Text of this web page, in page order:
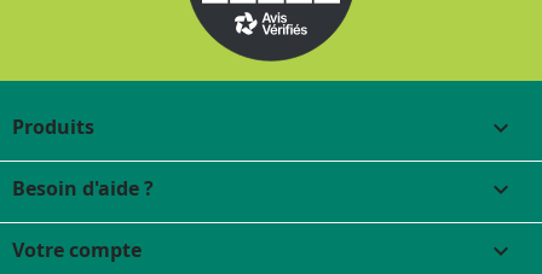
Produits 
Besoin d'aide ? 
Votre compte 